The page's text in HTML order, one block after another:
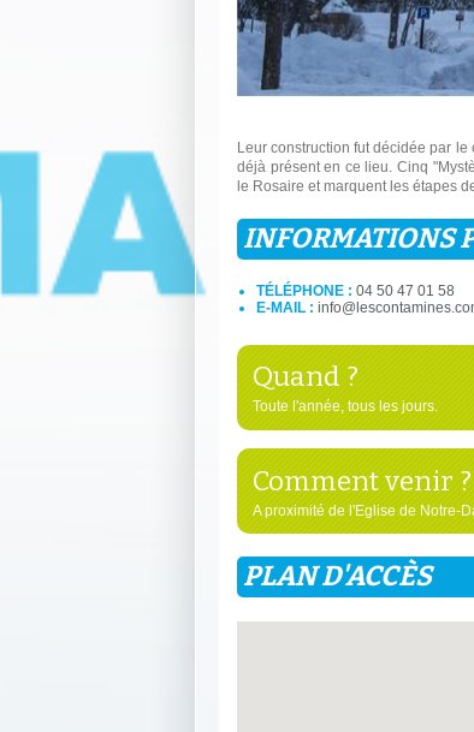
Leur construction fut décidée par
déjà présent en ce lieu. Cinq
le Rosaire et marquent les étapes
INFORMATIONS
TÉLÉPHONE : 04 50 47 01 58
E-MAIL :
Quand ?
Toute l'année, tous les jours.
Comment venir ?
A proximité de l'Eglise de Notre-
PLAN D'ACCÈS